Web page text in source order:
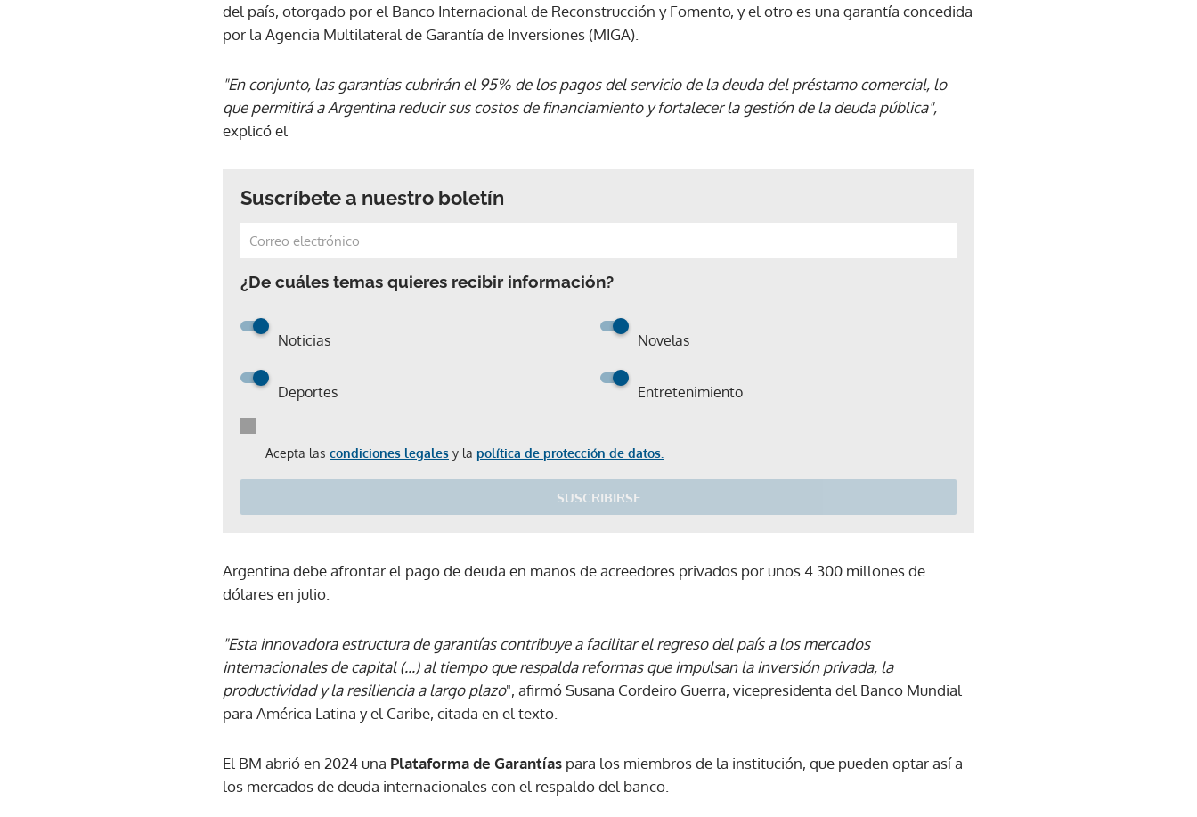
del país, otorgado por el Banco Internacional de Reconstrucción y Fomento, y el otro es una garantía concedida
por la Agencia Multilateral de Garantía de Inversiones (MIGA).
"En conjunto, las garantías cubrirán el 95% de los pagos del servicio de la deuda del préstamo comercial, lo
que permitirá a Argentina reducir sus costos de financiamiento y fortalecer la gestión de la deuda pública",
explicó el
Suscríbete a nuestro boletín
¿De cuáles temas quieres recibir información?
Noticias Novelas
Deportes Entretenimiento
Acepta las condiciones legales y la política de protección de datos.
SUSCRIBIRSE
Gracias por suscribirte a nuestro boletín.
Argentina debe afrontar el pago de deuda en manos de acreedores privados por unos 4.300 millones de
dólares en julio.
"Esta innovadora estructura de garantías contribuye a facilitar el regreso del país a los mercados
internacionales de capital (...) al tiempo que respalda reformas que impulsan la inversión privada, la
productividad y la resiliencia a largo plazo", afirmó Susana Cordeiro Guerra, vicepresidenta del Banco Mundial
para América Latina y el Caribe, citada en el texto.
El BM abrió en 2024 una Plataforma de Garantías para los miembros de la institución, que pueden optar así a
los mercados de deuda internacionales con el respaldo del banco.